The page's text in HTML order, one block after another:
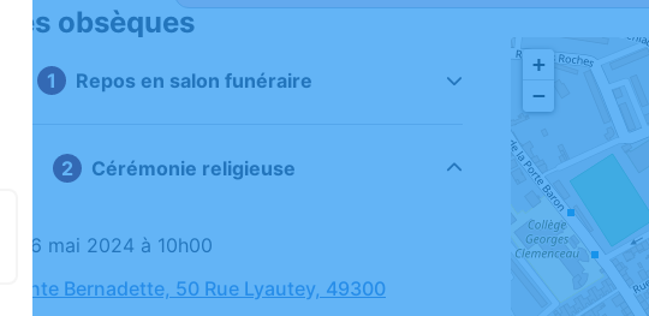
obsèques
Repos en salon funéraire
Cérémonie religieuse
06 mai 2024 à 10h00
Sainte Bernadette, 50 Rue Lyautey, 49300
+
−